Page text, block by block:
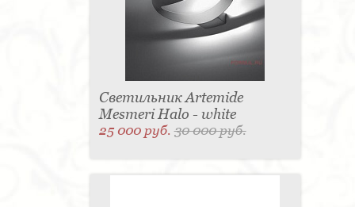
Светильник Artemide
Mesmeri Halo - white
25 000 руб.30 000 руб.